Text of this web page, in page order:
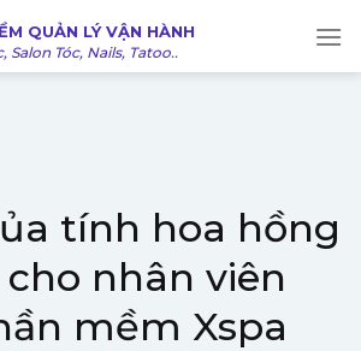
QUẢN LÝ VẬN HÀNH
Salon Tóc, Nails, Tatoo..
tính hoa hồng
nhân viên
mềm Xspa